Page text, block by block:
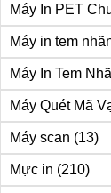
Máy In PET
Máy in tem
Máy In Tem
Máy Quét Mã
Máy scan (13)
Mực in (210)